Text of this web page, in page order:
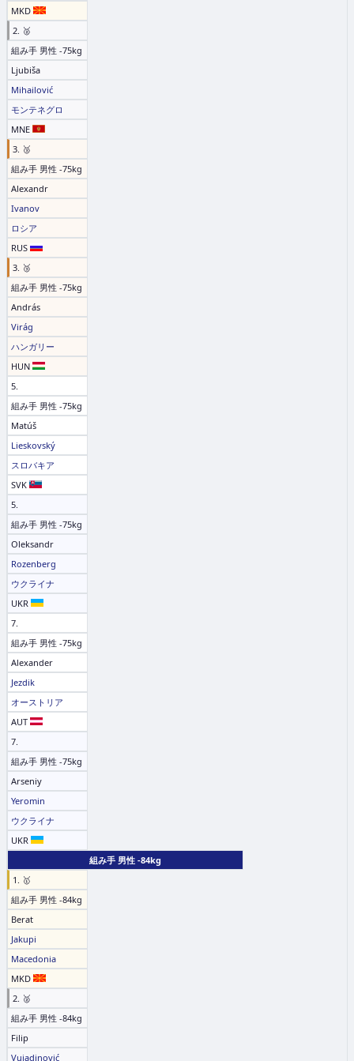
MKD
2. 🥈
組み手 男性 -75kg
Ljubiša
Mihailović
モンテネグロ
MNE
3. 🥉
組み手 男性 -75kg
Alexandr
Ivanov
ロシア
RUS
3. 🥉
組み手 男性 -75kg
András
Virág
ハンガリー
HUN
5.
組み手 男性 -75kg
Matúš
Lieskovský
スロバキア
SVK
5.
組み手 男性 -75kg
Oleksandr
Rozenberg
ウクライナ
UKR
7.
組み手 男性 -75kg
Alexander
Jezdik
オーストリア
AUT
7.
組み手 男性 -75kg
Arseniy
Yeromin
ウクライナ
UKR
組み手 男性 -84kg
1. 🥇
組み手 男性 -84kg
Berat
Jakupi
Macedonia
MKD
2. 🥈
組み手 男性 -84kg
Filip
Vujadinović